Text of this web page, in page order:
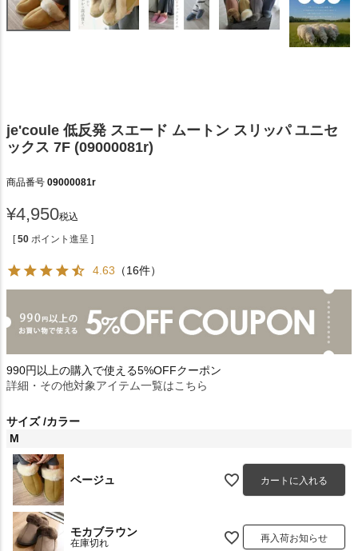
je'coule 低反発 スエード ムートン スリッパ ユニセ
ックス 7F (09000081r)
商品番号 09000081r
¥4,950税込
[ 50 ポイント進呈 ]
4.63 （16件）
990円以上の購入で使える5%OFFクーポン
詳細・その他対象アイテム一覧はこちら
サイズ カラー
M
ベージュ カートに入れる
モカブラウン
在庫切れ 再入荷お知らせ